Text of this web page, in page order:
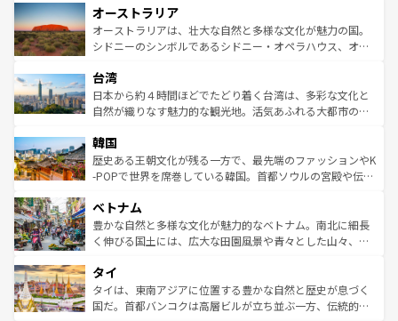
部のニューオーリンズでは、音楽と美食が融合した独特の
文化が魅力。旅行者はアメリカの各地域で異なる魅力を楽
しみながら、その多様性と豊かな歴史を感じることができ
ならではの贅沢な旅のスタイルだ。 なお、新着のアメリカ
情報はコンテンツ一覧を参照してほしい。
ワイ島は見逃せない。また、定番の観光地といえばオアフ
島だが、静かな自然を求めるならマウイ島やカウアイ島が
おすすめ。エメラルドグリーンに輝く海をはじめ、豊かな
れるおもてなしの心で訪れる人々を迎えてくれるハワイの
人々、おいしいローカルフードやハワイアンミュージッ
ク、伝統的なフラダンスなど、すべてがハワイの魅力を彩
ワイを、存分に味わってほしい。 なお、新着のハワイ情報
はコンテンツ一覧を参照してほしい。
オーストラリア
オーストラリアは、壮大な自然と多様な文化が魅力の国。
シドニーのシンボルであるシドニー・オペラハウス、オー
リアリーフや大陸中央部にそびえるウルル（エアーズロッ
ク）、タスマニアの美しい原生林やケアンズの熱帯雨林な
ど、見どころがたくさん。また、カフェやワイン、オージ
いる。アクティビティも充実しており、サーフィンやダイ
ビング、ハイキングなど、アウトドア好きにはたまらな
い。オーストラリアの多彩な魅力を存分に味わいつくそ
参照してほしい。
台湾
日本から約４時間ほどでたどり着く台湾は、多彩な文化と
自然が織りなす魅力的な観光地。活気あふれる大都市の台
ン）、静ひつな山岳地帯である台湾東部など、都市の喧騒
と山間の静けさが共存しており、訪れる人に新しい発見と
驚きをもたらしてくれる。また、奥深い台湾の食文化も魅
容にもいいと評判のスイーツなど、バラエティ豊かな料理
が味わえる。 なお、新着の台湾情報は コンテンツ一覧を参
照してほしい。
韓国
歴史ある王朝文化が残る一方で、最先端のファッションやK
-POPで世界を席巻している韓国。首都ソウルの宮殿や伝統
き、地方に足を延ばせば四季折々の自然美を楽しむことが
できる。そして、キムチや焼肉、絶品のストリートフード
まで、さまざまな韓国料理が待っている。夜には、韓国な
リティに包まれながら、韓国の多彩な魅力を心ゆくまで味
わってみてほしい。 なお、新着の韓国情報はコンテンツ一
覧を参照してほしい。
ベトナム
豊かな自然と多様な文化が魅力的なベトナム。南北に細長
く伸びる国土には、広大な田園風景や青々とした山々、世
急速な発展と共に伝統が息づく。ハノイの古い町並みやホ
ーチミン市のフランス統治時代の建物も、独特の雰囲気を
醸し出している。また、バラエティの豊かさとおいしさで
タイ
タイは、東南アジアに位置する豊かな自然と歴史が息づく
国だ。首都バンコクは高層ビルが立ち並ぶ一方、伝統的な